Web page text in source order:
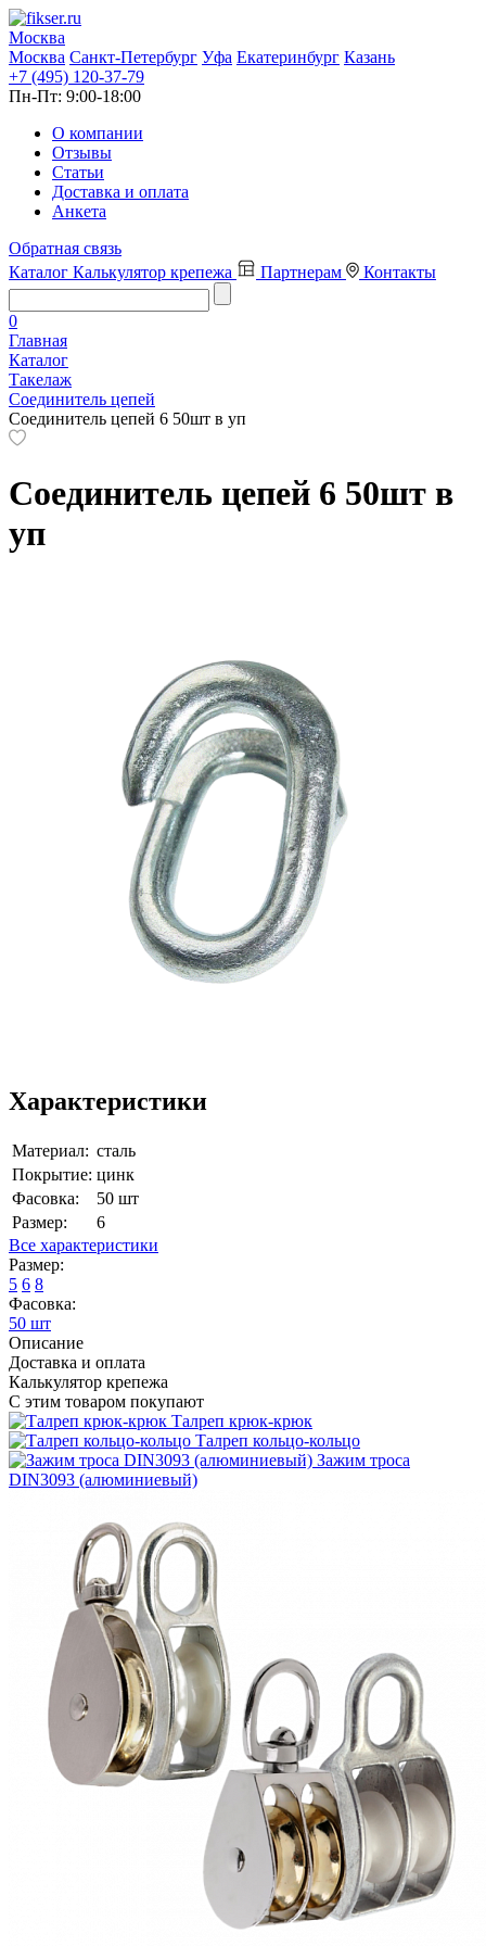
Москва
Москва Санкт-Петербург Уфа Екатеринбург Казань
+7 (495) 120-37-79
Пн-Пт: 9:00-18:00
О компании
Отзывы
Статьи
Доставка и оплата
Анкета
Обратная связь
Каталог Калькулятор крепежа Партнерам Контакты
0
Главная
Каталог
Такелаж
Соединитель цепей
Соединитель цепей 6 50шт в уп
Соединитель цепей 6 50шт в
уп
Характеристики
Материал: сталь
Покрытие: цинк
Фасовка:
50 шт
Размер:
6
Все характеристики
Размер:
5 6 8
Фасовка:
50 шт
Описание
Доставка и оплата
Калькулятор крепежа
С этим товаром покупают
Талреп крюк-крюк
Талреп кольцо-кольцо
Зажим троса
DIN3093 (алюминиевый)